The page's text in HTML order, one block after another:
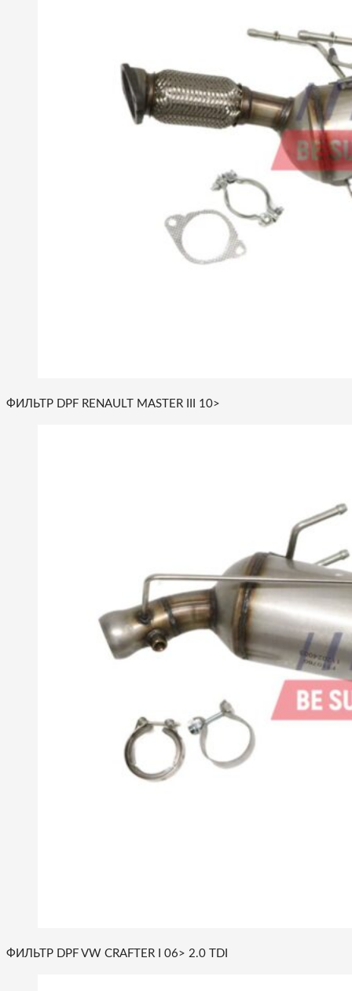
ФИЛЬТР DPF RENAULT MASTER III 10>
ФИЛЬТР DPF VW CRAFTER I 06> 2.0 TDI